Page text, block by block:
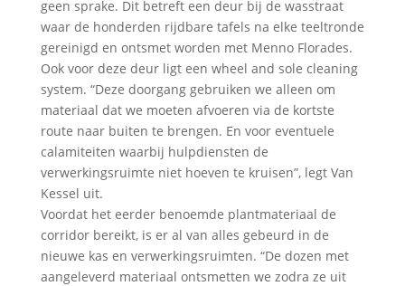
geen sprake. Dit betreft een deur bij de wasstraat
waar de honderden rijdbare tafels na elke teeltronde
gereinigd en ontsmet worden met Menno Florades.
Ook voor deze deur ligt een wheel and sole cleaning
system. “Deze doorgang gebruiken we alleen om
materiaal dat we moeten afvoeren via de kortste
route naar buiten te brengen. En voor eventuele
calamiteiten waarbij hulpdiensten de
verwerkingsruimte niet hoeven te kruisen”, legt Van
Kessel uit.
Voordat het eerder benoemde plantmateriaal de
corridor bereikt, is er al van alles gebeurd in de
nieuwe kas en verwerkingsruimten. “De dozen met
aangeleverd materiaal ontsmetten we zodra ze uit